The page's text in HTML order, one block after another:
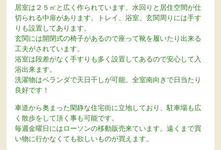
居室は２５㎡と広く作られています。水回りと居住空間が仕
切られる中扉があります。トレイ、浴室、玄関周りには手す
りも設置してあります。
玄関には開閉式の椅子があるので座って靴を履いたり出来る
工夫がされています。
浴室は段差がなく手すりも多く設置してあるので安心して入
浴出来ます。
洗濯物はベランダで天日干しが可能。全室南向きで日当たり
良好です！
車道から奥まった閑静な住宅街に立地しており、駐車場も広
く散歩をして頂く事も可能です。
毎週金曜日にはローソンの移動販売来ています。遠くまで買
い物に行かなくても欲しいものが買えます。